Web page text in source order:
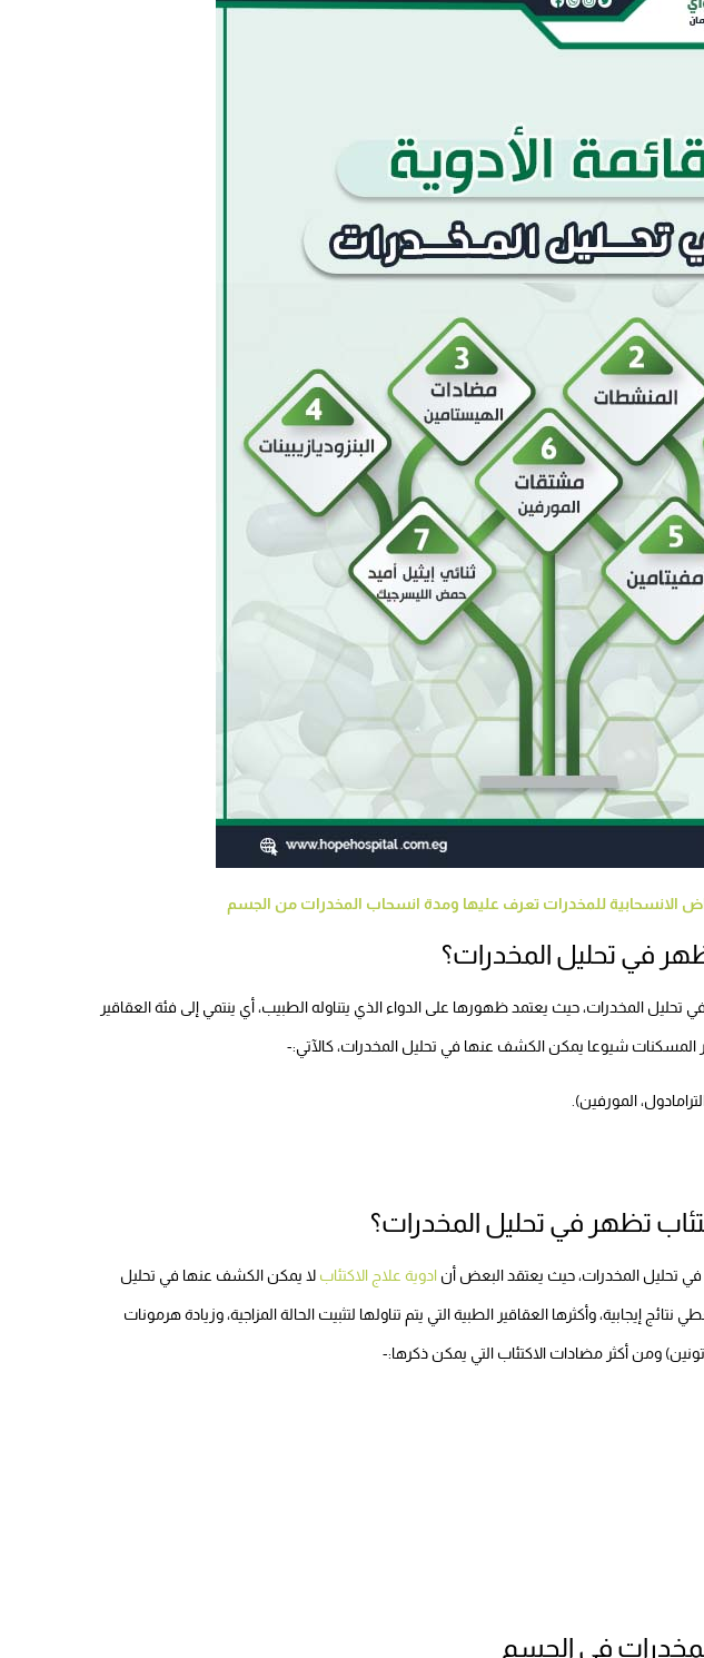
الانسحابية للمخدرات تعرف عليها ومدة انسحاب المخدرات من الجسم
في تحليل المخدرات؟
المخدرات، حيث يعتمد ظهورها على الدواء الذي يتناوله الطبيب، أي ينتمي إلى فئة العقاقير
المسكنات شيوعا يمكن الكشف عنها في تحليل المخدرات، كالآتي:-
المورفين).
تظهر في تحليل المخدرات؟
تحليل المخدرات، حيث يعتقد البعض أن ادوية علاج الاكتئاب لا يمكن الكشف عنها في تحليل
إيجابية، وأكثرها العقاقير الطبية التي يتم تناولها لتثبيت الحالة المزاجية، وزيادة هرمونات
ومن أكثر مضادات الاكتئاب التي يمكن ذكرها:-
في الجسم